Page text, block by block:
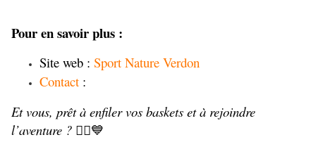
Pour en savoir plus :
Site web : Sport Nature Verdon
Contact :
Et vous, prêt à enfiler vos baskets et à rejoindre
l’aventure ? 🏃‍♂️💙